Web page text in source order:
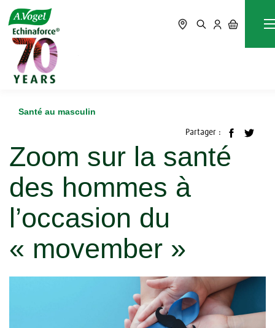
Accueil
Zoom sur la santé des hommes à l’occasion du « movember »
Santé au masculin
Partager :
Zoom sur la santé
des hommes à
l’occasion du
« movember »